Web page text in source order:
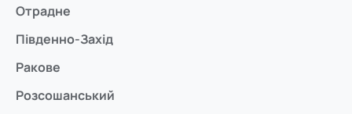
Отрадне
Південно-Захід
Ракове
Розсошанський